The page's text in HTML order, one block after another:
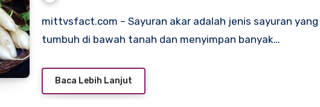
mittvsfact.com – Sayuran akar adalah jenis sayuran yang
tumbuh di bawah tanah dan menyimpan banyak…
Baca Lebih Lanjut